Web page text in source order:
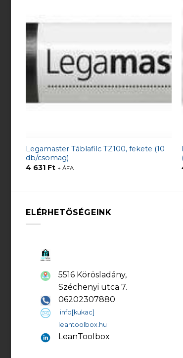
Legamaster Táblafilc TZ100, fekete (10
db/csomag)
4 631 Ft + ÁFA
ELÉRHETŐSÉGEINK
5516 Körösladány,
Széchenyi utca 7.
06202307880
info[kukac]
leantoolbox.hu
LeanToolbox